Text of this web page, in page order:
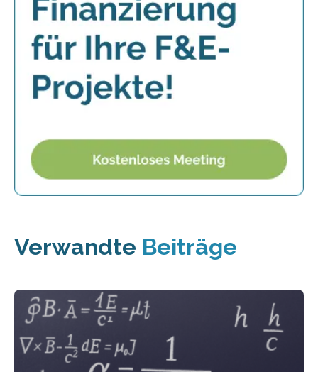
Verwandte Beiträge